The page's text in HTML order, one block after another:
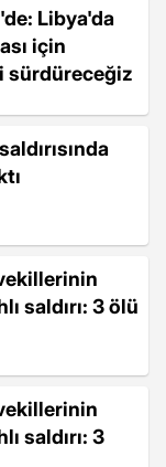
Libya'da
için
sürdüreceğiz
saldırı: 3 ölü
saldırı: 3